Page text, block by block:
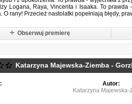
Logana, Raya, Vincenta i Isaaka. To prawda
O rany! Przecież nastolatki popełniają błędy,
z opiekunami wydawała się ogromnym
znacznie większe przeszkody. Jej włosy
Obserwuj premierę
Katarzyna Majewska-Ziemba -
Autor:
Katarzyna Majewska-